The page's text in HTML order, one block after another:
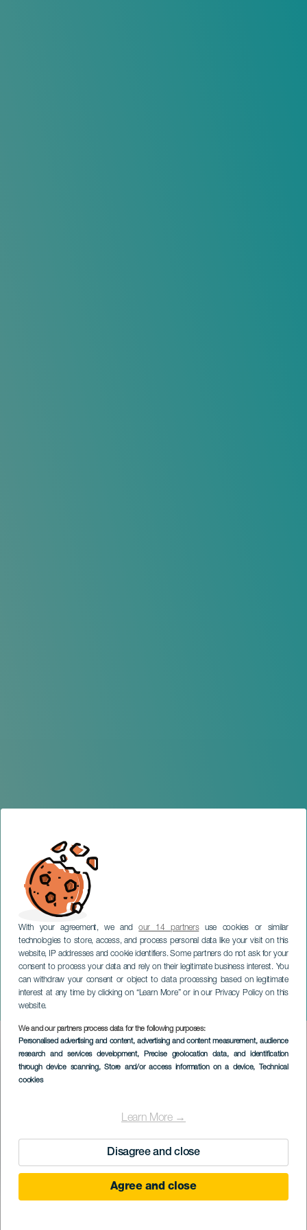
With your agreement, we andour 14 partnersuse cookies or similar
technologies to store, access, and process personal data like your visit on this
website, IP addresses and cookie identifiers. Some partners do not ask for your
consent to process your data and rely on their legitimate business interest. You
can withdraw your consent or object to data processing based on legitimate
interest at any time by clicking on “Learn More” or in our Privacy Policy on this
website.
We and our partners process data for the following purposes:
Personalised advertising and content, advertising and content measurement, audience
research and services development, Precise geolocation data, and identification
through device scanning, Store and/or access information on a device, Technical
cookies
Learn More →
Disagree and close
Agree and close
Cangrejos Albinos: Luz Casal
ЛАНСАРОТЕ
Imagen
Listado